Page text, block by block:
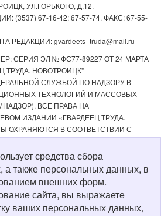
УЛ.ГОРЬКОГО, Д.12.
(3537) 67-16-42; 67-57-74. ФАКС: 67-55-
РЕДАКЦИИ: gvardeets_truda@mail.ru
СЕРИЯ ЭЛ № ФС77-89227 ОТ 24 МАРТА
ТРУДА. НОВОТРОИЦК"
СЛУЖБОЙ ПО НАДЗОРУ В
ТЕХНОЛОГИЙ И МАССОВЫХ
ВСЕ ПРАВА НА
ИЗДАНИИ «ГВАРДЕЕЦ ТРУДА.
ОХРАНЯЮТСЯ В СООТВЕТСТВИИ С
ЛЮБОЕ ИСПОЛЬЗОВАНИЕ МАТЕРИАЛОВ
СОГЛАСОВАНИЮ С РЕДАКЦИЕЙ С
ССЫЛКОЙ НА ИСТОЧНИК. РЕДАКЦИЯ НЕ
ЗА ДОСТОВЕРНОСТЬ РЕКЛАМНЫХ
В СЕТЕВОМ ИЗДАНИИ «ГВАРДЕЕЦ
ЗА СОДЕРЖАНИЕ ВЕБ-САЙТОВ, НА
ДЛЯ ДЕТЕЙ СТАРШЕ 16 ЛЕТ.
средства сбора
а также персональных данных, в
внешних форм.
сайта, вы выражаете
ваших персональных данных,